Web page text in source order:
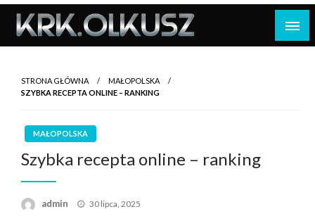
Skip
content
STRONA GŁÓWNA
MAŁOPOLSKA
SZYBKA RECEPTA ONLINE – RANKING
MAŁOPOLSKA
Szybka recepta online – ranking
admin
Opublikowane
30 lipca, 2025